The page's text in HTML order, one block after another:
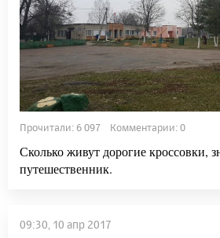
Прочитали: 6 097 Комментарии: 0
Сколько живут дорогие кроссовки,
путешественник.
09:30, 10 апр 2017